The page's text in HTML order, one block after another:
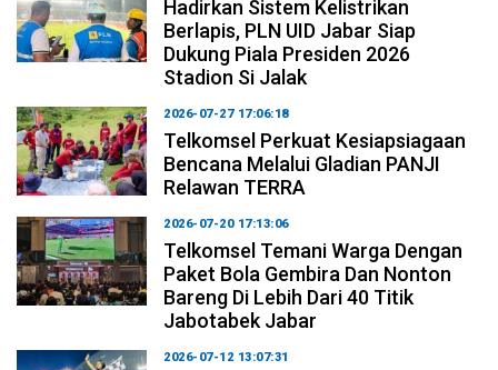
Hadirkan Sistem Kelistrikan
Berlapis, PLN UID Jabar Siap
Dukung Piala Presiden 2026
Stadion Si Jalak
2026-07-27 17:06:18
Telkomsel Perkuat Kesiapsiagaan
Bencana Melalui Gladian PANJI
Relawan TERRA
2026-07-20 17:13:06
Telkomsel Temani Warga Dengan
Paket Bola Gembira Dan Nonton
Bareng Di Lebih Dari 40 Titik
Jabotabek Jabar
2026-07-12 13:07:31